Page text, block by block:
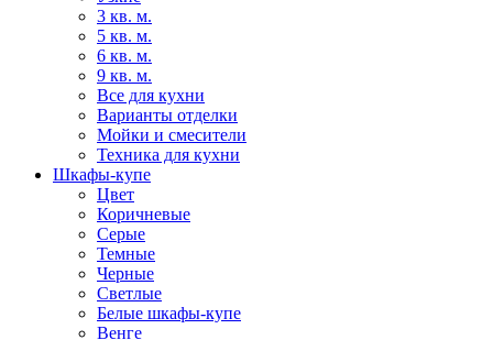
3 кв. м.
5 кв. м.
6 кв. м.
9 кв. м.
Все для кухни
Варианты отделки
Мойки и смесители
Техника для кухни
Шкафы-купе
Цвет
Коричневые
Серые
Темные
Черные
Светлые
Белые шкафы-купе
Венге